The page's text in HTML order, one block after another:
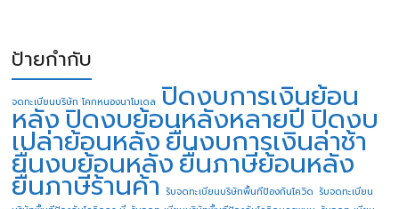
ป้ายกำกับ
จดทะเบียนบริษัท โคกหนองนาโมเดล ปิดงบการเงินย้อน
หลังปิดงบย้อนหลังหลายปี ปิดงบ
เปล่าย้อนหลังยื่นงบการเงินล่าช้า
ยื่นงบย้อนหลังยื่นภาษีย้อนหลัง
ยื่นภาษีร้านค้า รับจดทะเบียนบริษัทพื้นทีป้องกันโควิด รับจดทะเบียน